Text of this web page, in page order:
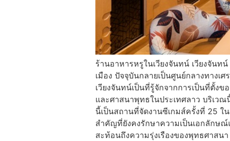
ร้านอาหารหรูในเวียงจันทน์ เวียงจันท
เมือง ปัจจุบันกลายเป็นศูนย์กลางทางเ
เวียงจันทน์เป็นที่รู้จักจากการเป็นที่ตั้
และศาสนาพุทธในประเทศลาว บริเว
นี้เป็นสถานที่จัดงานซีเกมส์ครั้งที่ 25 ใ
สำคัญที่ยังคงรักษาความเป็นเอกลักษ
สะท้อนถึงความรุ่งเรืองของพุทธศาส